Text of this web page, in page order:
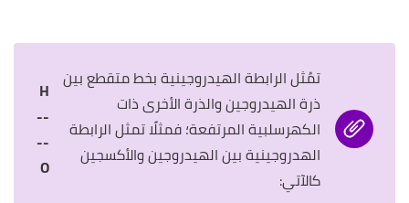
تمُثل الرابطة الهيدروجينية بخط متقطع بين
ذرة الهيدروجين والذرة الأخرى ذات
الكهرسلبية المرتفعة؛ فمثلًا تمثل الرابطة
الهدروجينية بين الهيدروجين والأكسجين
كالآتي:
H
--
--
O